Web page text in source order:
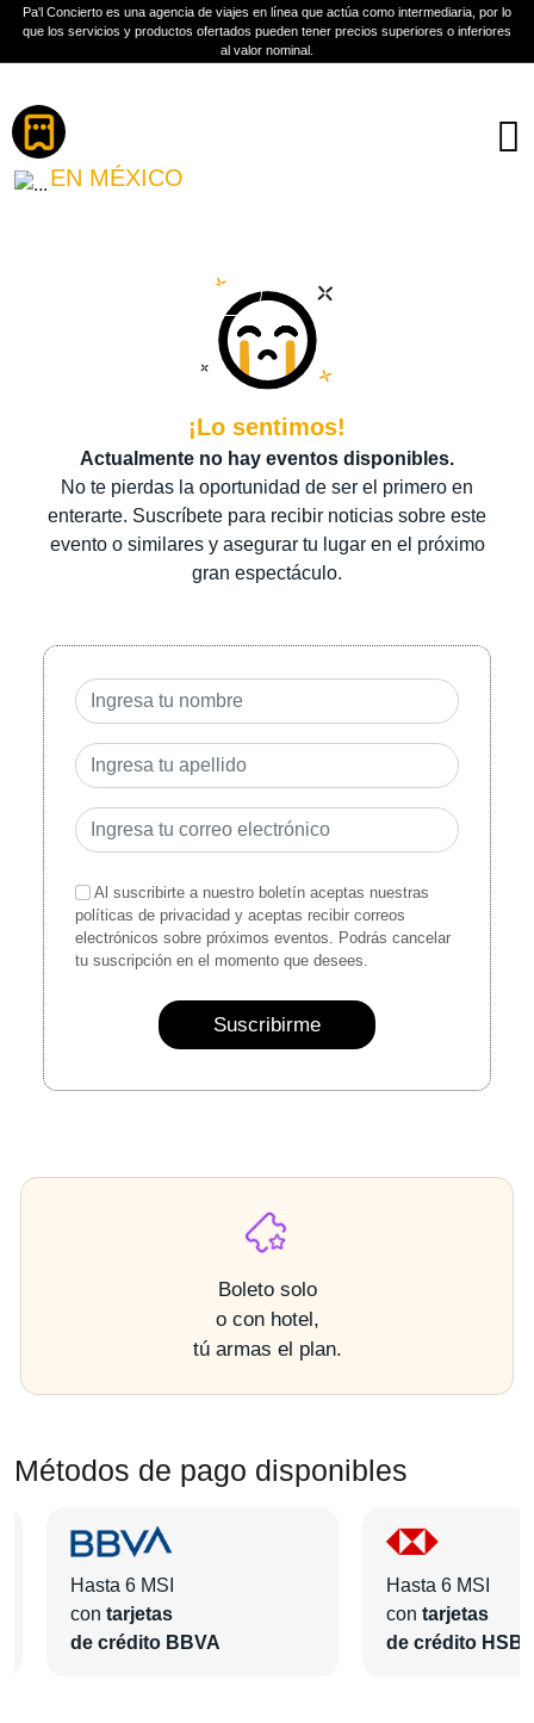
Pa'l Concierto es una agencia de viajes en línea que actúa como intermediaria, por lo
que los servicios y productos ofertados pueden tener precios superiores o inferiores
al valor nominal.
MDO
EN MÉXICO
Más información
¡Lo sentimos!
Actualmente no hay eventos disponibles.
No te pierdas la oportunidad de ser el primero en
enterarte. Suscríbete para recibir noticias sobre este
evento o similares y asegurar tu lugar en el próximo
gran espectáculo.
Al suscribirte a nuestro boletín aceptas nuestras
políticas de privacidad y aceptas recibir correos
electrónicos sobre próximos eventos. Podrás cancelar
tu suscripción en el momento que desees.
Suscribirme
Boleto solo
o con hotel,
tú armas el plan.
Métodos de pago disponibles
Hasta 6 MSI
con tarjetas
de crédito BBVA
Hasta 6 MSI
con tarjetas
de crédito